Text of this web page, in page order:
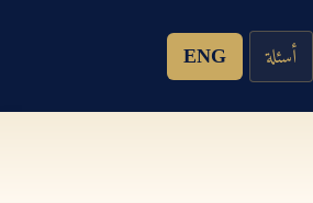
أسئلة ENG